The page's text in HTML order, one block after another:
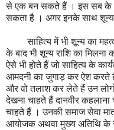
से एक बन सकते हैं । इस सब के
सकता है । अगर इनके साथ शून्य
साहित्य में भी शून्य का
के बाद भी शून्य राशि का
ऐसे भी होते हैं जो साहित्य के
आमदनी का जुगाड़ कर ऐश करते
और वो तलाश कर लेते हैं उन
देखना चाहते हैं दानवीर
चाहते हैं । उनकी समाज सेवा
आयोजक अथवा मुख्य अतिथि के